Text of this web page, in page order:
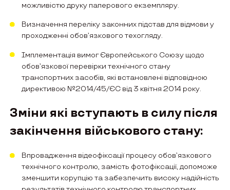
можливістю друку паперового екземпляру.
Визначення переліку законних підстав для відмови у
проходженні обов’язкового техогляду.
Імплементація вимог Європейського Союзу щодо
обов’язкової перевірки технічного стану
транспортних засобів, які встановлені відповідною
директивою №2014/45/ЄС від 3 квітня 2014 року.
Зміни які вступають в силу після
закінчення військового стану:
Впровадження відеофіксації процесу обов’язкового
технiчного контролю, замість фотофіксації, допоможе
зменшити корупцію та забезпечить високу надійність